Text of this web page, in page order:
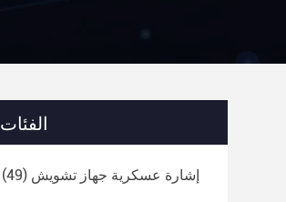
الفئات
إشارة عسكرية جهاز تشويش (49)